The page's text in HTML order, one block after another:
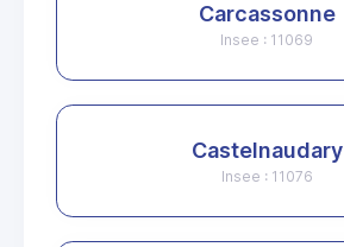
Carcassonne
Insee : 11069
Castelnaudary
Insee : 11076